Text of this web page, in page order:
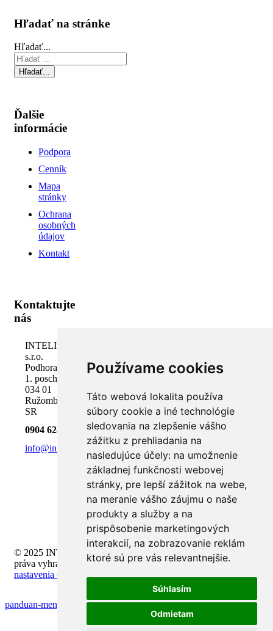
Používame cookies
Táto webová lokalita používa
súbory cookie a iné technológie
sledovania na zlepšenie vášho
zážitku z prehliadania na
nasledujúce účely: na umožnenie
základnej funkčnosti webovej
stránky, pre lepší zážitok na webe,
na meranie vášho záujmu o naše
produkty a služby a na
prispôsobenie marketingových
interakcií, na zobrazovanie reklám
ktoré sú pre vás relevantnejšie.
Súhlasím
Odmietam
Hľadať na stránke
Hľadať...
Hľadať...
Ďalšie
informácie
Podpora
Cenník
Mapa
stránky
Ochrana
osobných
údajov
Kontakt
Kontaktujte
nás
INTELI.SK,
s.r.o.
Podhora 18,
1. poschodie
034 01
Ružomberok,
SR
0904 624 918
info@inteli.sk
© 2025 INTELI.SK, s.r.o., všetky
práva vyhradené -
upraviť
nastavenia cookies
panduan-mengatur-stream-obs-untuk-pemula